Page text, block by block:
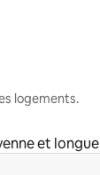
logements.
et